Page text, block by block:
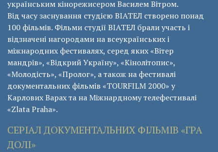
українським кінорежисером Василем Вітром.
Від часу заснування студією ВІАТЕЛ створено понад
100 фільмів. Фільми студії ВІАТЕЛ брали участь і
відзначені нагородами на всеукраїнських і
міжнародних фестивалях, серед яких «Вітер
мандрів», «Відкрий Україну», «Кінолітопис»,
«Молодість», «Пролог», а також на фестивалі
документальних фільмів «ТОURFILM 2000» у
Карлових Варах та на Міжнардному телефестивалі
«Zlata Praha».
СЕРІАЛ ДОКУМЕНТАЛЬНИХ ФІЛЬМІВ «ГРА
ДОЛІ»